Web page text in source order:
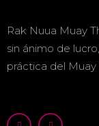
Rak Nuua Muay
sin ánimo de
práctica del Muay